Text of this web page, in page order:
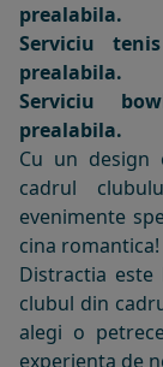
prealabila.
Serviciu
prealabila.
Serviciu
prealabila.
Cu un design
cadrul
evenimente
cina romantica!
Distractia este
clubul din
alegi o
experienta de